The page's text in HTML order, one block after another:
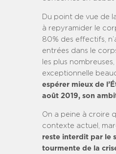
Du point de vue de
à repyramider le
80% des effectifs,
entrées dans le
les plus
exceptionnelle
espérer mieux de
août 2019, son
On a peine à croire
contexte actuel,
reste interdit par le
tourmente de la